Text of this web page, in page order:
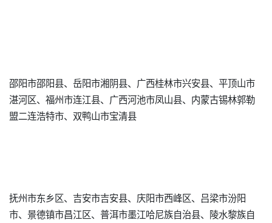
邵阳市邵阳县、岳阳市湘阴县、广西桂林市兴安县、平顶山市
湛河区、福州市连江县、广西河池市凤山县、内蒙古锡林郭勒
盟二连浩特市、双鸭山市宝清县
抚州市东乡区、吉安市吉安县、庆阳市西峰区、吕梁市汾阳
市、景德镇市昌江区、普洱市墨江哈尼族自治县、陵水黎族自